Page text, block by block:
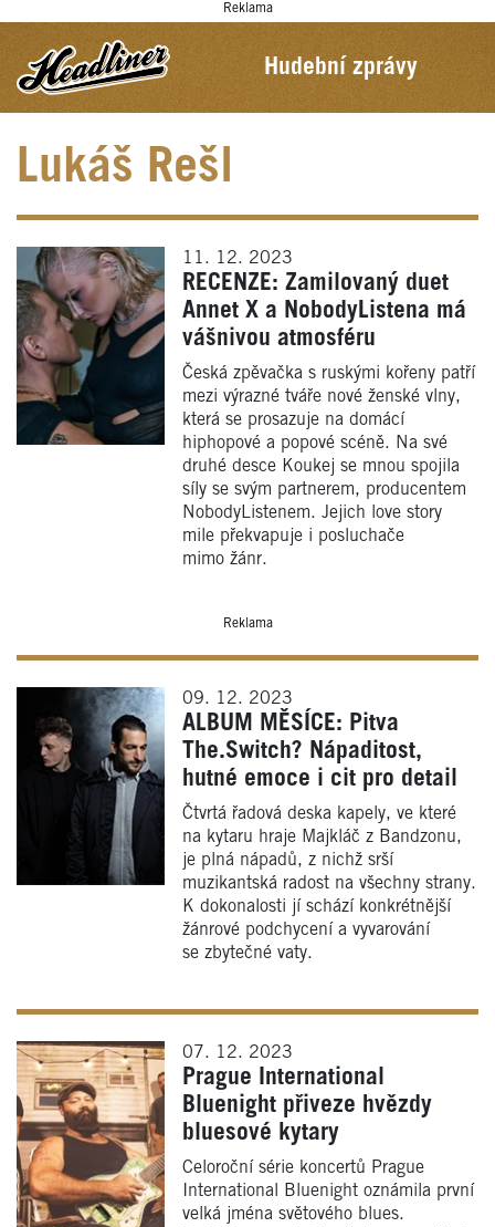
Reklama
Hudební zprávy
Lukáš Rešl
11. 12. 2023
RECENZE: Zamilovaný duet
Annet X a NobodyListena má
vášnivou atmosféru
Česká zpěvačka s ruskými kořeny patří
mezi výrazné tváře nové ženské vlny,
která se prosazuje na domácí
hiphopové a popové scéně. Na své
druhé desce Koukej se mnou spojila
síly se svým partnerem, producentem
NobodyListenem. Jejich love story
mile překvapuje i posluchače
mimo žánr.
Reklama
09. 12. 2023
ALBUM MĚSÍCE: Pitva
The.Switch? Nápaditost,
hutné emoce i cit pro detail
Čtvrtá řadová deska kapely, ve které
na kytaru hraje Majkláč z Bandzonu,
je plná nápadů, z nichž srší
muzikantská radost na všechny strany.
K dokonalosti jí schází konkrétnější
žánrové podchycení a vyvarování
se zbytečné vaty.
07. 12. 2023
Prague International
Bluenight přiveze hvězdy
bluesové kytary
Celoroční série koncertů Prague
International Bluenight oznámila první
velká jména světového blues.